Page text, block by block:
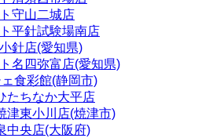
守山二城店
平針試験場南店
針店(愛知県)
名四弥富店(愛知県)
食彩館(静岡市)
たちなか大平店
津東小川店(焼津市)
中央店(大阪府)